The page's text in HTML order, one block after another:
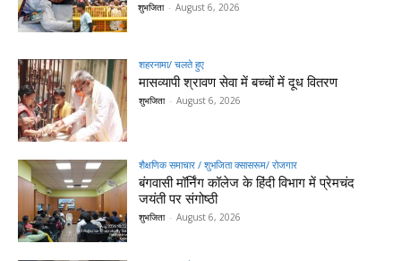
शुभजिता - August 6, 2026
शहरनामा/ चलते हुए
मासव्यापी श्रावण सेवा में बच्चों में दूध वितरण
शुभजिता - August 6, 2026
शैक्षणिक समाचार / शुभजिता क्सासरूम/ रोजगार
बंगवासी मॉर्निंग कॉलेज के हिंदी विभाग में प्रेमचंद
जयंती पर संगोष्ठी
शुभजिता - August 6, 2026